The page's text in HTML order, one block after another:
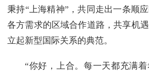
秉持“上海精神”，共同走出一条顺
各方需求的区域合作道路，共享机
立起新型国际关系的典范。
“你好，上合。每一天都充满